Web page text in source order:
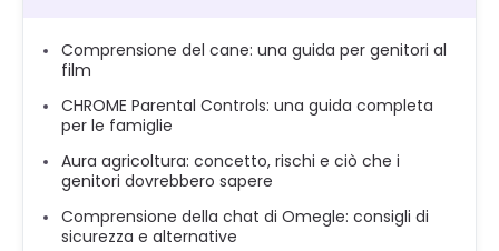
Comprensione del cane: una guida per genitori al
film
CHROME Parental Controls: una guida completa
per le famiglie
Aura agricoltura: concetto, rischi e ciò che i
genitori dovrebbero sapere
Comprensione della chat di Omegle: consigli di
sicurezza e alternative